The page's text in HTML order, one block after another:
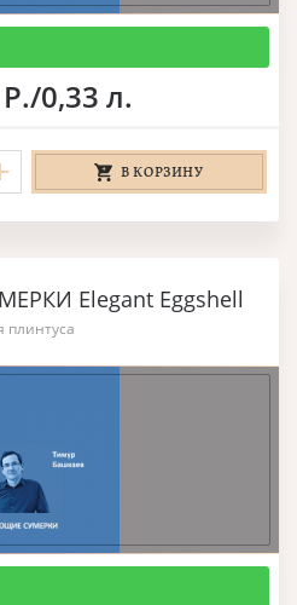
0,33 л.
В КОРЗИНУ
Elegant Eggshell
плинтуса